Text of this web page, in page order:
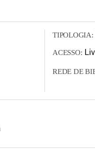
TIPOLOGIA:
ACESSO:
REDE DE